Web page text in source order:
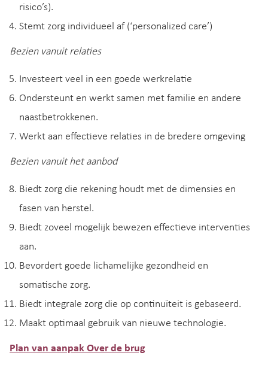
risico’s).
Stemt zorg individueel af (‘personalized care’)
Bezien vanuit relaties
Investeert veel in een goede werkrelatie
Ondersteunt en werkt samen met familie en andere
naastbetrokkenen.
Werkt aan effectieve relaties in de bredere omgeving
Bezien vanuit het aanbod
Biedt zorg die rekening houdt met de dimensies en
fasen van herstel.
Biedt zoveel mogelijk bewezen effectieve interventies
aan.
Bevordert goede lichamelijke gezondheid en
somatische zorg.
Biedt integrale zorg die op continuïteit is gebaseerd.
Maakt optimaal gebruik van nieuwe technologie.
Plan van aanpak Over de brug